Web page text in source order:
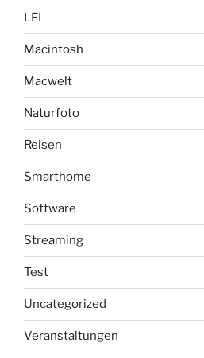
LFI
Macintosh
Macwelt
Naturfoto
Reisen
Smarthome
Software
Streaming
Test
Uncategorized
Veranstaltungen